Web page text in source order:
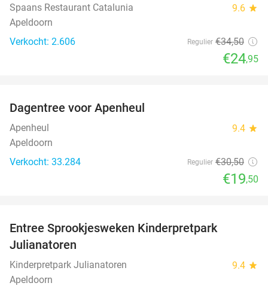
Spaans Restaurant Catalunia 9.6 star
Apeldoorn
Verkocht: 2.606
Regulier €34,50
€24,95
Dagentree voor Apenheul
Apenheul 9.4 star
Apeldoorn
Verkocht: 33.284
Regulier €30,50
€19,50
Entree Sprookjesweken Kinderpretpark
Julianatoren
Kinderpretpark Julianatoren 9.4 star
Apeldoorn